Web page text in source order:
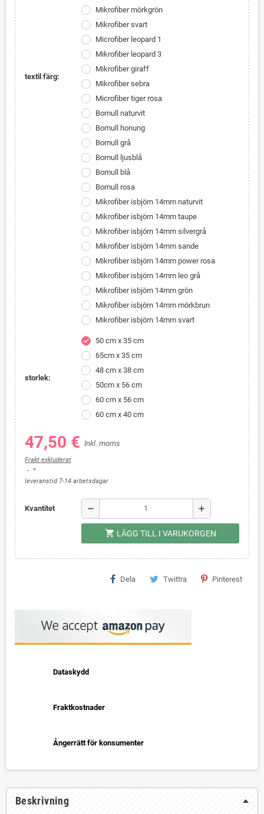
textil färg:
Mikrofiber mörkgrön
Mikrofiber svart
Microfiber leopard 1
Mikrofiber leopard 3
Mikrofiber giraff
Mikrofiber sebra
Microfiber tiger rosa
Bomull naturvit
Bomull honung
Bomull grå
Bomull ljusblå
Bomull blå
Bomull rosa
Mikrofiber isbjörn 14mm naturvit
Mikrofiber isbjörn 14mm taupe
Mikrofiber isbjörn 14mm silvergrå
Mikrofiber isbjörn 14mm sande
Mikrofiber isbjörn 14mm power rosa
Mikrofiber isbjörn 14mm leo grå
Mikrofiber isbjörn 14mm grön
Mikrofiber isbjörn 14mm mörkbrun
Mikrofiber isbjörn 14mm svart
storlek:
check
50 cm x 35 cm
65cm x 35 cm
48 cm x 38 cm
50cm x 56 cm
60 cm x 56 cm
60 cm x 40 cm
47,50 € Inkl. moms
Frakt exkluderat
*
leveranstid 7-14 arbetsdagar
Kvantitet remove add
shopping_cart LÄGG TILL I VARUKORGEN
Dela Twittra Pinterest
Dataskydd
Fraktkostnader
Ångerrätt för konsumenter
Beskrivning